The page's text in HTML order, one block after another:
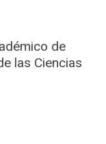
de
las Ciencias